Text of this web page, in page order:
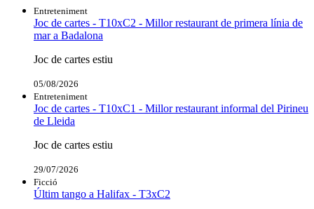
Entreteniment
Joc de cartes - T10xC2 - Millor restaurant de primera línia de
mar a Badalona
Joc de cartes estiu
05/08/2026
Entreteniment
Joc de cartes - T10xC1 - Millor restaurant informal del Pirineu
de Lleida
Joc de cartes estiu
29/07/2026
Ficció
Últim tango a Halifax - T3xC2